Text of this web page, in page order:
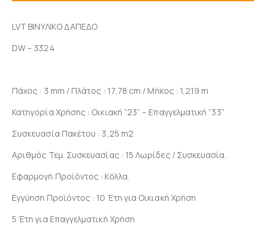
LVT ΒΙΝΥΛΙΚΟ ΔΑΠΕΔΟ
DW – 3324
Πάχος : 3 mm / Πλάτος : 17,78 cm / Μήκος : 1,219 m
Κατηγορία Χρήσης : Οικιακή “23” – Επαγγελματική “33”
Συσκευασία Πακέτου : 3,25 m2
Αριθμός Τεμ. Συσκευασίας : 15 Λωρίδες / Συσκευασία.
Εφαρμογή Προϊόντος : Κόλλα.​
Εγγύηση Προϊόντος : 10 Έτη για Οικιακή Χρήση
5 Έτη για Επαγγελματική Χρήση